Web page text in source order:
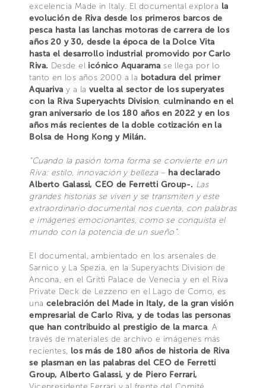
excelencia Made in Italy. El documental explora la
evolución de Riva desde los primeros barcos de
pesca hasta las lanchas motoras de carrera de los
años 20 y 30, desde la época de la Dolce Vita
hasta el desarrollo industrial promovido por Carlo
Riva. Desde elicónico Aquarama se llega por lo
tanto en los años 2000 a la botadura del primer
Aquariva y a la vuelta al sector de los superyates
con la Riva Superyachts Division, culminando en el
gran aniversario de los 180 años en 2022 y en los
años más recientes de la doble cotización en la
Bolsa de Hong Kong y Milán.
“Cuando la pasión toma forma se convierte en un
Riva: estilo, innovación y belleza – ha declarado
Alberto Galassi, CEO de Ferretti Group-. Las
grandes historias se viven y se transmiten y este
extraordinario documental nos cuenta, con palabras
e imágenes emocionantes, como se conquista el
mundo con la potencia de un sueño”.
El documental, ambientado en los arsenales de
Sarnico y La Spezia, en la Superyachts Division de
Ancona, en el Gritti Palace de Venecia y en el Riva
Private Deck de Lezzeno en el Lago de Como, es
una celebración del Made in Italy, de la gran visión
empresarial de Carlo Riva, y de todas las personas
que han contribuido al prestigio de la marca. A
través de materiales de archivo e imágenes más
recientes, los más de 180 años de historia de Riva
se plasman en las palabras del CEO de Ferretti
Group, Alberto Galassi, y de Piero Ferrari,